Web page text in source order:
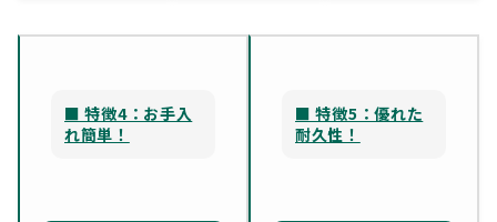
■ 特徴4：お手入
れ簡単！
■ 特徴5：優れた
耐久性！